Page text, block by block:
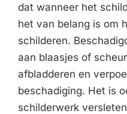
dat wanneer het
het van belang is om
schilderen.
aan blaasjes of
afbladderen en
beschadiging. Het is
schilderwerk